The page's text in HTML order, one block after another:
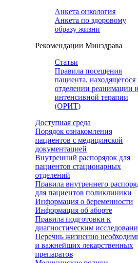
Анкета онкология
Анкета по здоровому
образу жизни
Рекомендации Минздрава
Статьи
Правила посещения
пациента, находящегося
отделении реанимации и
интенсивной терапии
(ОРИТ)
Доступная среда
Порядок ознакомления
пациентов с медицинской
документацией
Внутренний распорядок для
пациентов стационарных
отделений
Правила внутреннего
для пациентов поликлиники
Информация о беременности
Информация об аборте
Правила подготовки к
диагностическим
Перечнь жизненно
и важнейших лекарственных
препаратов